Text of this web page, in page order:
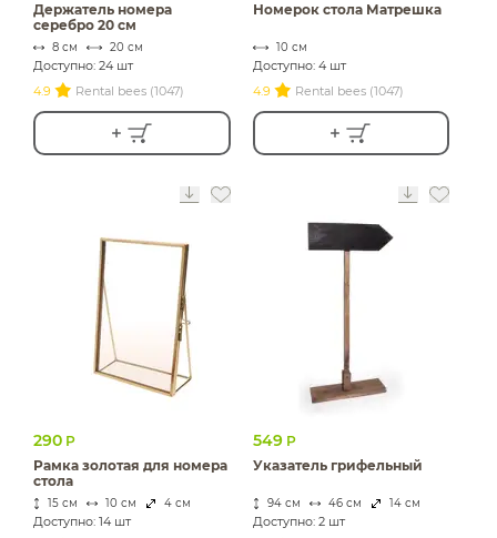
Держатель номера
серебро 20 см
8 см 20 см
Доступно: 24 шт
4.9
Rental bees (1047)
Номерок стола Матрешка
10 см
Доступно: 4 шт
4.9
Rental bees (1047)
290 Р
Рамка золотая для номера
стола
15 см 10 см 4 см
Доступно: 14 шт
549 Р
Указатель грифельный
94 см 46 см 14 см
Доступно: 2 шт